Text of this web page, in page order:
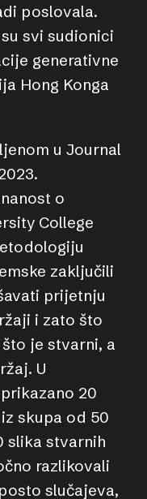
poslovala.
svi sudionici
generativne
Hong Konga
u Journal
o
College
zaključili
prijetnju
i zato što
je stvarni, a
U
20
skupa od 50
slika stvarnih
razlikovali
slučajeva,